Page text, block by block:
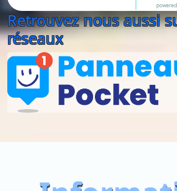
Retrouvez nous aussi
réseaux